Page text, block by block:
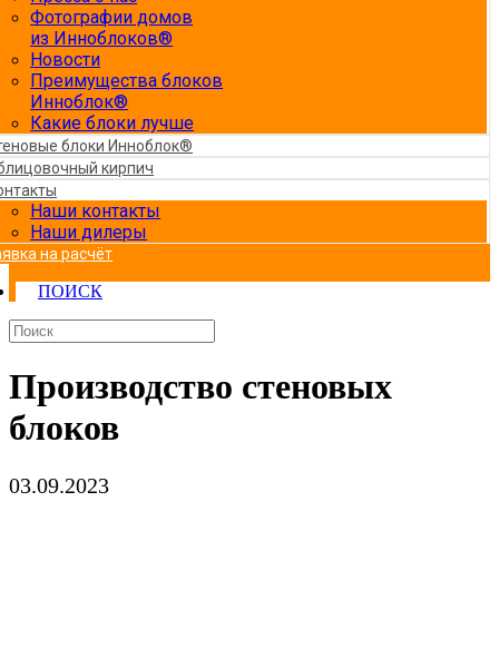
Фотографии домов
из Инноблоков®
Новости
Преимущества блоков
Инноблок®
Какие блоки лучше
блоки Инноблок®
кирпич
Наши контакты
Наши дилеры
на расчёт
ПОИСК
Производство стеновых
блоков
03.09.2023